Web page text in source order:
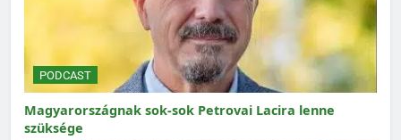
PODCAST
Magyarországnak sok-sok Petrovai Lacira lenne
szüksége